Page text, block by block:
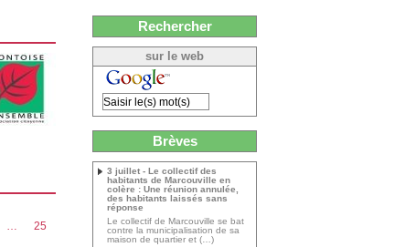
… 25
Rechercher
sur le web
Brèves
3 juillet - Le collectif des
habitants de Marcouville en
colère : Une réunion annulée,
des habitants laissés sans
réponse
Le collectif de Marcouville se bat
contre la municipalisation de sa
maison de quartier et (…)